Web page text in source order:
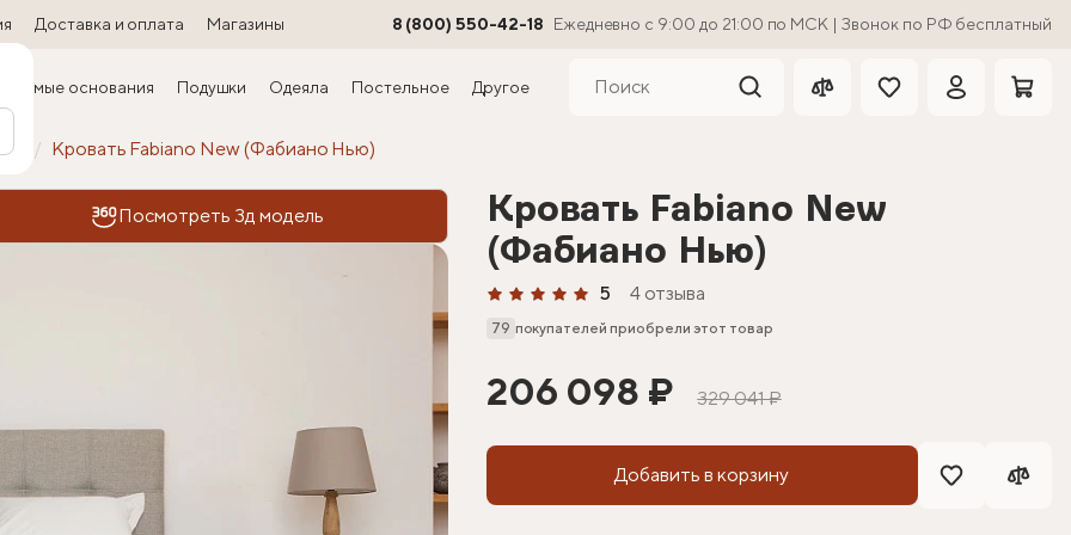
Доставка и оплата Магазины 8 (800) 550-42-18 Ежедневно с 9:00 до 21:00 по МСК | Звонок по РФ бесплатный
основания Подушки Одеяла Постельное Другое
Кровать Fabiano New (Фабиано Нью)
Посмотреть 3д модель
Кровать Fabiano New
(Фабиано Нью)
5 4 отзыва
79 покупателей приобрели этот товар
206 098 ₽ 329 041 ₽
Добавить в корзину